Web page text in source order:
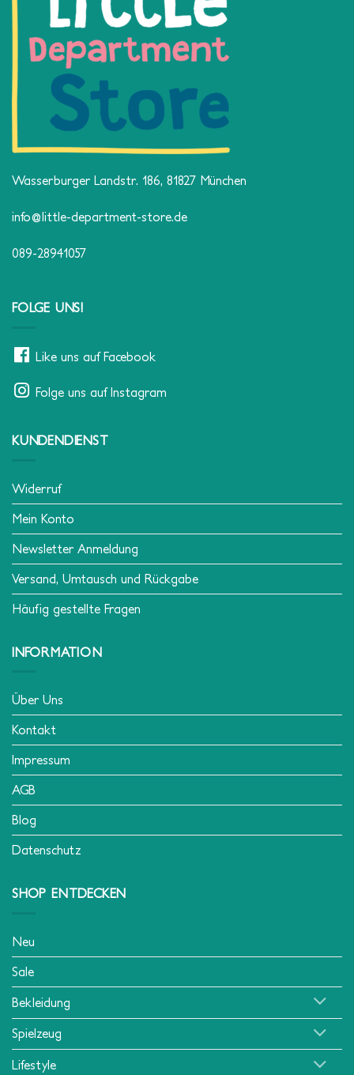
Wasserburger Landstr. 186, 81827 München
info@little-department-store.de
089-28941057
FOLGE UNS!
Like uns auf Facebook
Folge uns auf Instagram
KUNDENDIENST
Widerruf
Mein Konto
Newsletter Anmeldung
Versand, Umtausch und Rückgabe
Häufig gestellte Fragen
INFORMATION
Über Uns
Kontakt
Impressum
AGB
Blog
Datenschutz
SHOP ENTDECKEN
Neu
Sale
Bekleidung
Spielzeug
Lifestyle